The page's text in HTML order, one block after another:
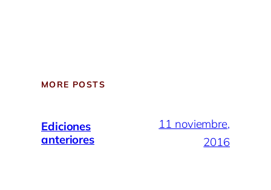
MORE POSTS
Ediciones
anteriores
11 noviembre,
2016